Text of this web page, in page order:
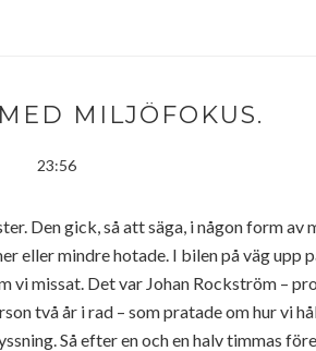
MILJÖFOKUS.
23:56
Den gick, så att säga, i någon form
eller mindre hotade. I bilen på väg upp
vi missat. Det var Johan Rockström –
två år i rad – som pratade om hur vi
Så efter en och en halv timmas